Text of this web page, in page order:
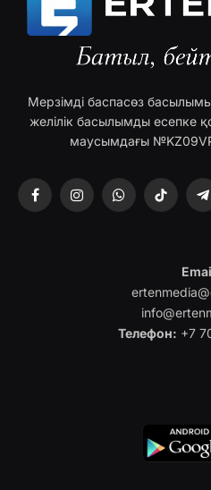
Мерзімді баспасөз
желілік басылымды есепке
маусымдағы
FacebookInstagramWhatsAppTikTok
Телефон: +7